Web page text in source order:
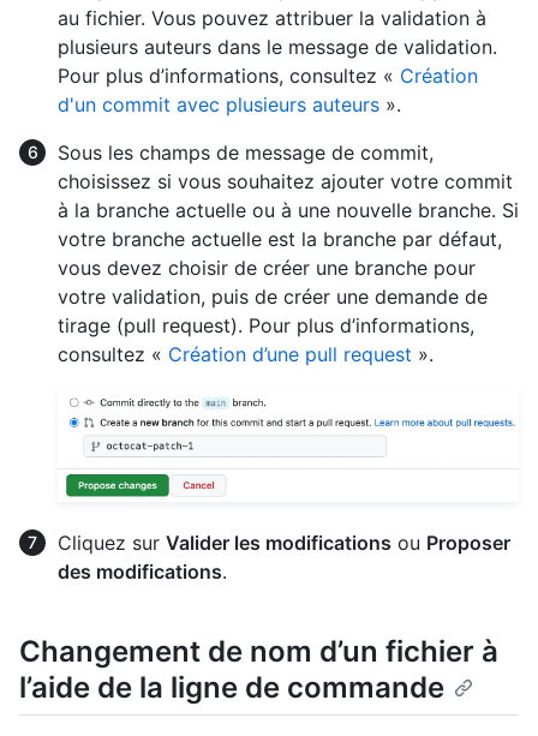
au fichier. Vous pouvez attribuer la validation à
plusieurs auteurs dans le message de validation.
Pour plus d’informations, consultez « Création
d'un commit avec plusieurs auteurs ».
Sous les champs de message de commit,
choisissez si vous souhaitez ajouter votre commit
à la branche actuelle ou à une nouvelle branche. Si
votre branche actuelle est la branche par défaut,
vous devez choisir de créer une branche pour
votre validation, puis de créer une demande de
tirage (pull request). Pour plus d’informations,
consultez « Création d’une pull request ».
Cliquez sur Valider les modifications ou Proposer
des modifications.
Changement de nom d’un fichier à
l’aide de la ligne de commande